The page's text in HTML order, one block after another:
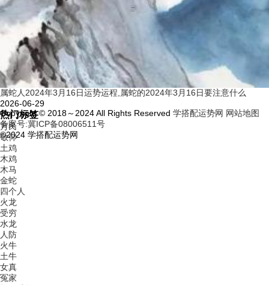
属蛇人2024年3月16日运势运程,属蛇的2024年3月16日要注意什么
2026-06-29
热门标签
万民
敬仰
土鸡
木鸡
木马
金蛇
四个人
火龙
受穷
水龙
人防
火牛
土牛
女真
冤家
Copyright © 2018～2024 All Rights Reserved 学搭配运势网 网站地图
备案号:冀ICP备08006511号
©2024 学搭配运势网